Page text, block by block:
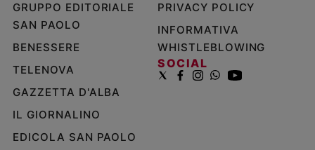
GRUPPO EDITORIALE
SAN PAOLO
BENESSERE
TELENOVA
GAZZETTA D'ALBA
IL GIORNALINO
EDICOLA SAN PAOLO
PRIVACY POLICY
INFORMATIVA
WHISTLEBLOWING
SOCIAL